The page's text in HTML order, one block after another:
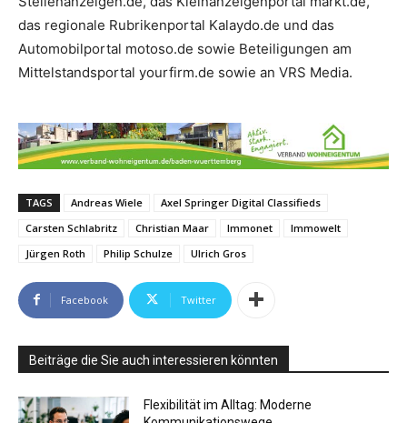
das regionale Rubrikenportal Kalaydo.de und das
Automobilportal motoso.de sowie Beteiligungen am
Mittelstandsportal yourfirm.de sowie an VRS Media.
TAGS Andreas Wiele
Axel Springer Digital Classifieds
Carsten Schlabritz
Christian Maar Immonet
Immowelt
Jürgen Roth
Philip Schulze Ulrich Gros
Facebook Twitter
Beiträge die Sie auch interessieren könnten
Flexibilität im Alltag: Moderne